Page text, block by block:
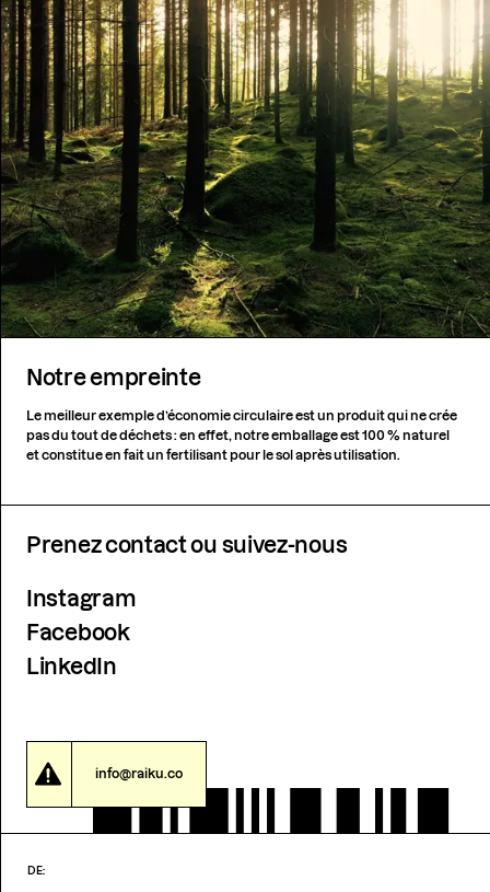
Notre empreinte
Le meilleur exemple d’économie circulaire est un produit qui ne crée
pas du tout de déchets : en effet, notre emballage est 100 % naturel
et constitue en fait un fertilisant pour le sol après utilisation.
Prenez contact ou suivez-nous
Instagram
Facebook
LinkedIn
info@raiku.co
DE: